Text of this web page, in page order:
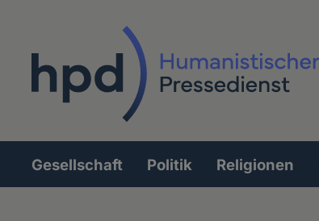
Hauptnavigation
Gesellschaft Politik Religionen